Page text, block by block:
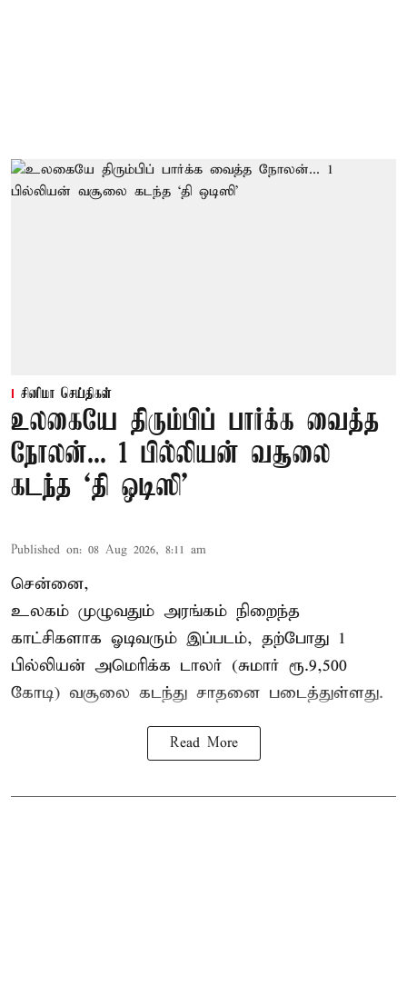
சினிமா செய்திகள்
உலகையே திரும்பிப் பார்க்க வைத்த
நோலன்... 1 பில்லியன் வசூலை
கடந்த ‘தி ஒடிஸி’
Published on: 08 Aug 2026, 8:11 am
சென்னை,
உலகம் முழுவதும் அரங்கம் நிறைந்த
காட்சிகளாக ஓடிவரும் இப்படம், தற்போது 1
பில்லியன் அமெரிக்க டாலர் (சுமார் ரூ.9,500
கோடி) வசூலை கடந்து சாதனை படைத்துள்ளது.
Read More